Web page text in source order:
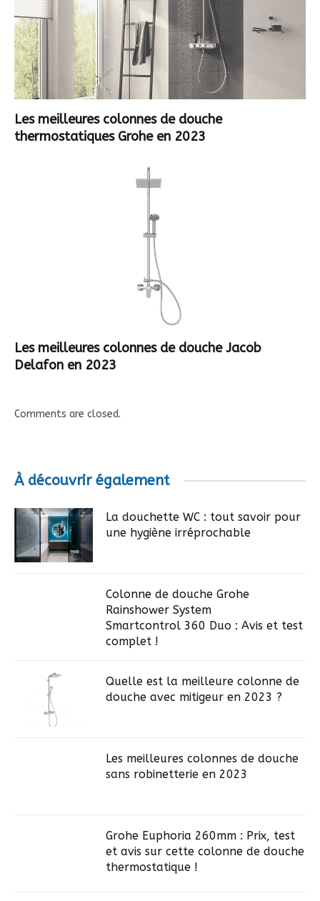
Les meilleures colonnes de douche
thermostatiques Grohe en 2023
Les meilleures colonnes de douche Jacob
Delafon en 2023
Comments are closed.
À découvrir également
La douchette WC : tout savoir pour
une hygiène irréprochable
Colonne de douche Grohe
Rainshower System
Smartcontrol 360 Duo : Avis et test
complet !
Quelle est la meilleure colonne de
douche avec mitigeur en 2023 ?
Les meilleures colonnes de douche
sans robinetterie en 2023
Grohe Euphoria 260mm : Prix, test
et avis sur cette colonne de douche
thermostatique !